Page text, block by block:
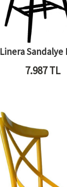
Linera Sandalye
7.987TL